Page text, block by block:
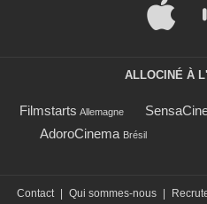
ALLOCINÉ À
Filmstarts Allemagne
AdoroCinema Brésil
Contact Qui sommes-nous